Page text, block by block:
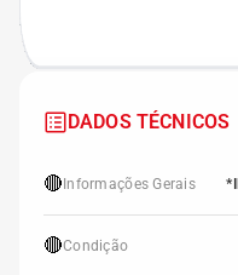
DADOS TÉCNICOS
🔴 Informações Gerais
🔴Condição